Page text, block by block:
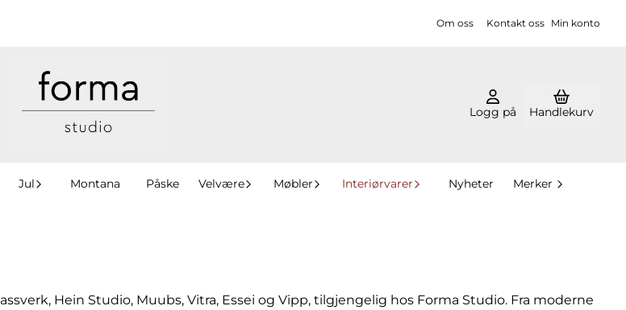
Om oss Kontakt oss Min konto
Logg på Handlekurv
Jul Montana Påske Velvære Møbler Interiørvarer Nyheter Merker
Hein Studio, Muubs, Vitra, Essei og Vipp, tilgjengelig hos Forma Studio. Fra moderne